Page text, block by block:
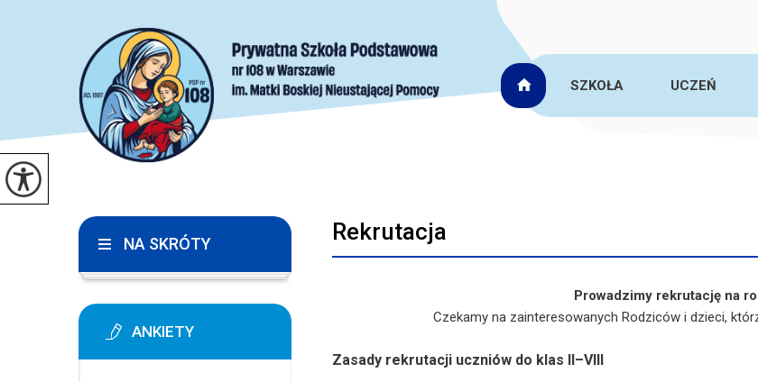
SZKOŁA UCZEŃ
Rekrutacja
Rekrutacja
Prowadzimy rekrutację na
Czekamy na zainteresowanych Rodziców i dzieci,
Zasady rekrutacji uczniów do klas II–VIII
NA SKRÓTY
ANKIETY